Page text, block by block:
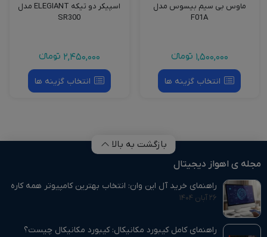
ماوس بی سیم‌ بیسوس مدل
F01A
1,500,000 تومانءء
انتخاب گزینه ها
اسپیکر دو تیکه ELEGIANT مدل
SR300
2,450,000 تومانءء
انتخاب گزینه ها
بازگشت به بالا
مجله ی اهواز دیجیتال
راهنمای خرید آل این وان: انتخاب بهترین کامپیوتر همه‌ کاره
۲۶ آبان ۱۴۰۴
راهنمای کامل کیبورد مکانیکال: کیبورد مکانیکال چیست؟